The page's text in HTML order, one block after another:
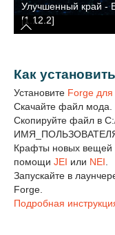
Улучшенный край -
[1.12.2]
Как
Установите Forge
Скачайте файл мода.
Скопируйте файл в
ИМЯ_ПОЛЬЗОВАТЕЛЯ/
Крафты новых вещей
помощи JEI или NEI
Запускайте в
Forge.
Подробная